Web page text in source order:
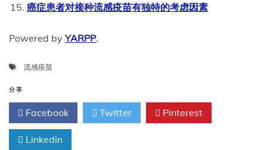
癌症患者对接种流感疫苗有独特的考虑因素
Powered byYARPP.
流感疫苗
分享
Facebook Twitter Pinterest
Linkedin